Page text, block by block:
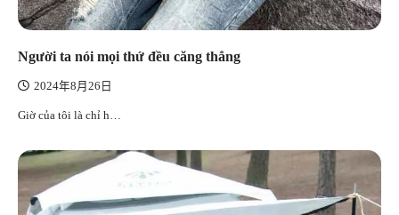
Người ta nói mọi thứ đều căng thẳng
2024年8月26日
Giờ của tôi là chỉ h…